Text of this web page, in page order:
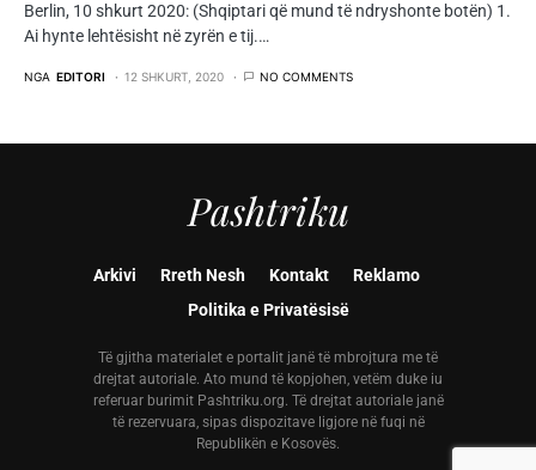
Berlin, 10 shkurt 2020: (Shqiptari që mund të ndryshonte botën) 1.
Ai hynte lehtësisht në zyrën e tij.…
NGA EDITORI 12 SHKURT, 2020 NO COMMENTS
Pashtriku
Arkivi Rreth Nesh Kontakt
Reklamo
Politika e Privatësisë
Të gjitha materialet e portalit janë të mbrojtura me të
drejtat autoriale. Ato mund të kopjohen, vetëm duke iu
referuar burimit Pashtriku.org. Të drejtat autoriale janë
të rezervuara, sipas dispozitave ligjore në fuqi në
Republikën e Kosovës.